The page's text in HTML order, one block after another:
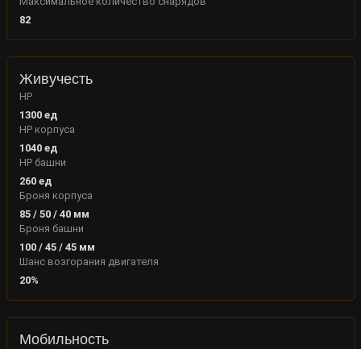
82
Живучесть
HP
1300ед
HP корпуса
1040ед
HP башни
260ед
Броня корпуса
85/ 50/ 40мм
Броня башни
100 / 45 / 45 мм
Шанс возгорания двигателя
20%
Мобильность